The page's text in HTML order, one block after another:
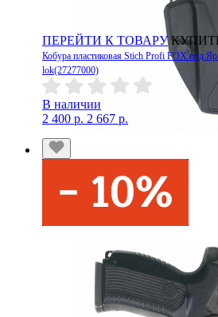
ПЕРЕЙТИ К ТОВАРУ
Кобура пластиковая Stich Profi FOX под
lok(27277000)
В наличии
2 400 р. 2 667 р.